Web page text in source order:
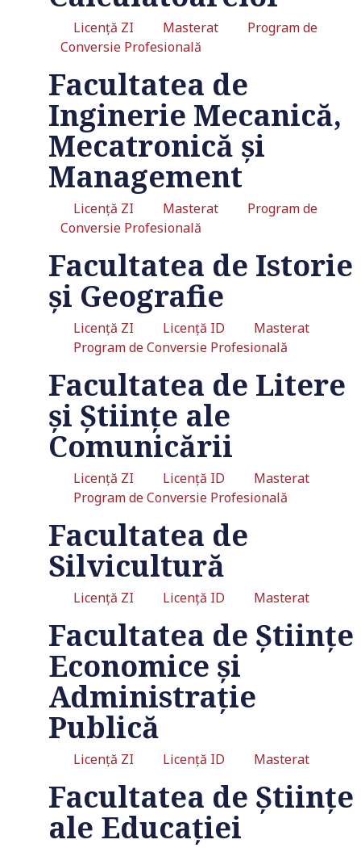
Licență ZI Masterat
Program de
Conversie Profesională
Facultatea de
Inginerie Mecanică,
Mecatronică și
Management
Licență ZI Masterat
Program de
Conversie Profesională
Facultatea de Istorie
și Geografie
Licență ZI Licență ID
Masterat
Program de Conversie Profesională
Facultatea de Litere
și Științe ale
Comunicării
Licență ZI Licență ID
Masterat
Program de Conversie Profesională
Facultatea de
Silvicultură
Licență ZI Licență ID Masterat
Facultatea de Științe
Economice și
Administrație
Publică
Licență ZI Licență ID Masterat
Facultatea de Științe
ale Educației
Universitate acreditată